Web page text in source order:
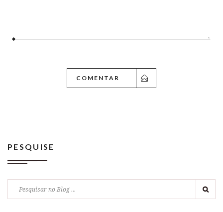
PESQUISE